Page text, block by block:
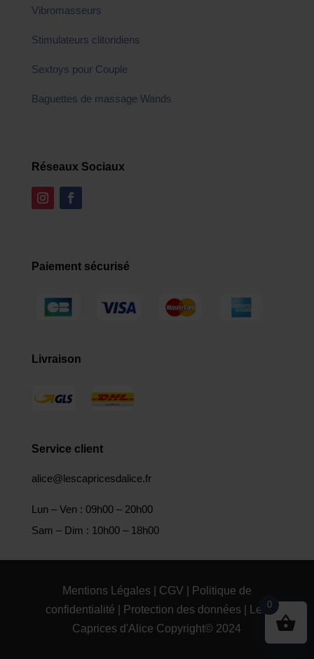
Vibromasseurs
Stimulateurs clitoridiens
Sextoys pour Couple
Baguettes de massage Wands
Réseaux Sociaux
Paiement sécurisé
Livraison
Service client
alice@lescapricesdalice.fr
Lun – Ven : 09h00 – 20h00
Sam – Dim : 10h00 – 18h00
Mentions Légales CGV
Politique de
confidentialité
Protection des données | Les
Caprices d'Alice Copyright© 2024
0